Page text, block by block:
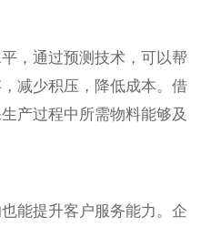
，通过预测技术，可以帮
减少积压，降低成本。借
产过程中所需物料能够及
能提升客户服务能力。企